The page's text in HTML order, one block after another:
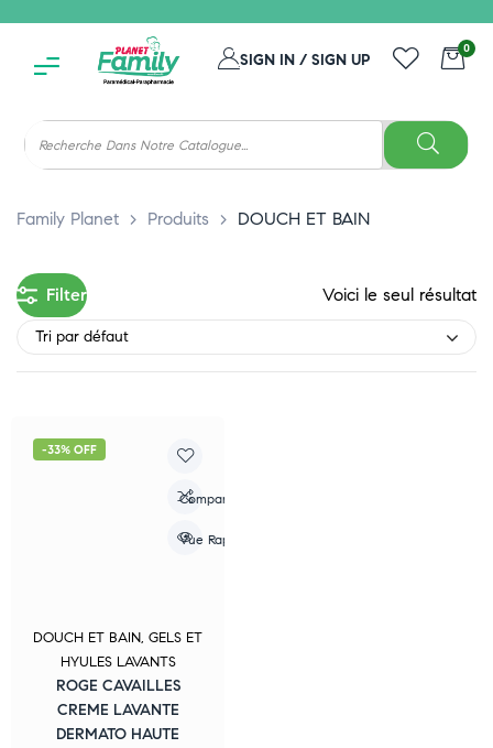
SIGN IN / SIGN UP
0
Family Planet > Produits > DOUCH ET BAIN
Filter Voici le seul résultat
Tri par défaut
-33% OFF
Compare
Vue Rapide
DOUCH ET BAIN, GELS ET
HYULES LAVANTS
ROGE CAVAILLES
CREME LAVANTE
DERMATO HAUTE